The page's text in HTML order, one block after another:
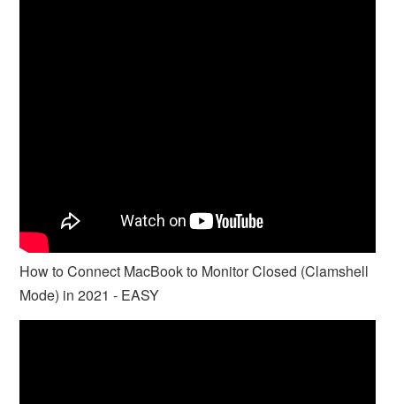
How to Connect MacBook to Monitor Closed (Clamshell
Mode) in 2021 - EASY